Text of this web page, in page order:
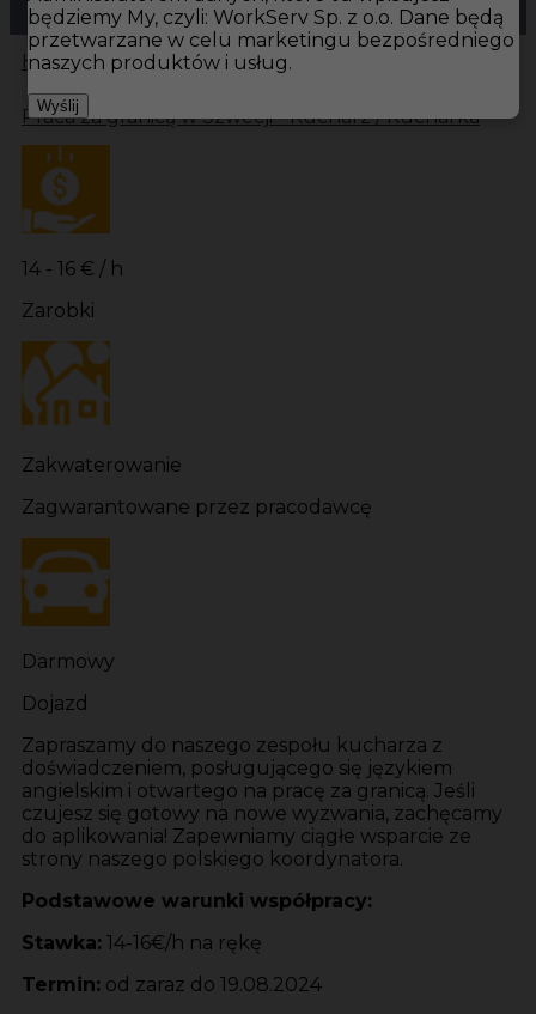
Hotistin Oferty pracyKuchnia Mollösund
Praca za granicą w Szwecji - Kucharz / Kucharka
14 - 16 € / h
Zarobki
Zakwaterowanie
Zagwarantowane przez pracodawcę
Darmowy
Dojazd
Zapraszamy do naszego zespołu kucharza z
doświadczeniem, posługującego się językiem
angielskim i otwartego na pracę za granicą. Jeśli
czujesz się gotowy na nowe wyzwania, zachęcamy
do aplikowania! Zapewniamy ciągłe wsparcie ze
strony naszego polskiego koordynatora.
Podstawowe warunki współpracy:
Stawka: 14-16€/h na rękę
Termin: od zaraz do 19.08.2024
będziemy My, czyli: WorkServ Sp. z o.o. Dane będą
przetwarzane w celu marketingu bezpośredniego
naszych produktów i usług.
Wyślij